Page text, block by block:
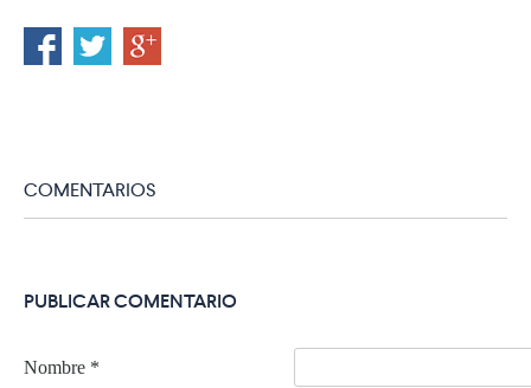
COMENTARIOS
PUBLICAR COMENTARIO
Nombre *